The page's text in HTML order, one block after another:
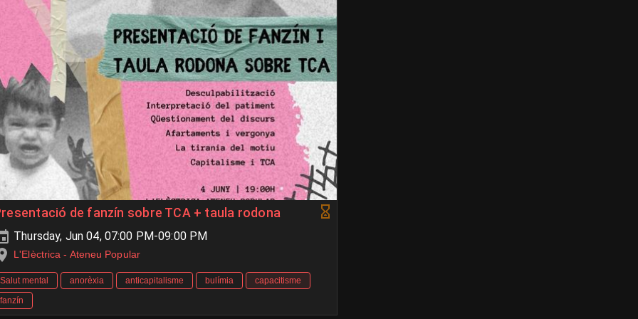
de fanzín sobre TCA + taula rodona
Thursday, Jun 04, 07:00 PM-09:00 PM
L'Elèctrica - Ateneu Popular
Salut mental anorèxia anticapitalisme bulímia
capacitisme
fanzín